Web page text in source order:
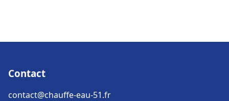
Contact
contact@chauffe-eau-51.fr